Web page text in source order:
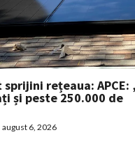
rețeaua: APCE:
și peste 250.000 de
august 6, 2026